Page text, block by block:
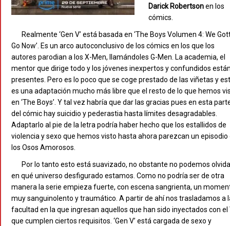
Darick Robertsonen los
cómics.
Realmente ‘Gen V’ está basada en ‘The Boys Volumen 4: We
Go Now’. Es un arco autoconclusivo de los cómics en los que los
autores parodian a los X-Men, llamándoles G-Men. La academia, el
mentor que dirige todo y los jóvenes inexpertos y confundidos
presentes. Pero es lo poco que se coge prestado de las viñetas y
es una adaptación mucho más libre que el resto de lo que hemos
en ‘The Boys’. Y tal vez habría que dar las gracias pues en esta
del cómic hay suicidio y pederastia hasta límites desagradables.
Adaptarlo al pie de la letra podría haber hecho que los estallidos de
violencia y sexo que hemos visto hasta ahora parezcan un episodio
los Osos Amorosos.
Por lo tanto esto está suavizado, no obstante no podemos
en qué universo desfigurado estamos. Como no podría ser de otra
manera la serie empieza fuerte, con escena sangrienta, un
muy sanguinolento y traumático. A partir de ahí nos trasladamos a
facultad en la que ingresan aquellos que han sido inyectados con el
que cumplen ciertos requisitos. ‘Gen V’ está cargada de sexo y